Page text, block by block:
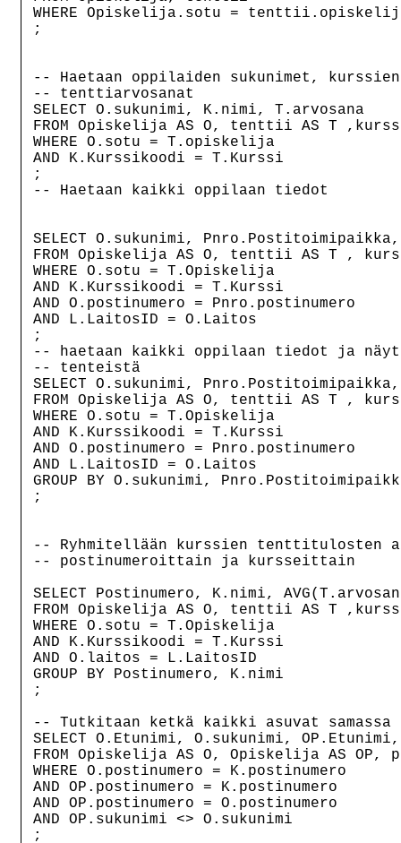
WHERE Opiskelija.sotu =
;
-- Haetaan oppilaiden sukunimet,
-- tenttiarvosanat
SELECT O.sukunimi, K.nimi, T.arvosana
FROM Opiskelija AS O, tenttii AS T
WHERE O.sotu = T.opiskelija
AND K.Kurssikoodi = T.Kurssi
;
-- Haetaan kaikki oppilaan tiedot
SELECT O.sukunimi,
FROM Opiskelija AS O, tenttii AS T ,
WHERE O.sotu = T.Opiskelija
AND K.Kurssikoodi = T.Kurssi
AND O.postinumero = Pnro.postinumero
AND L.LaitosID = O.Laitos
;
-- haetaan kaikki oppilaan tiedot ja
-- tenteistä
SELECT O.sukunimi,
FROM Opiskelija AS O, tenttii AS T ,
WHERE O.sotu = T.Opiskelija
AND K.Kurssikoodi = T.Kurssi
AND O.postinumero = Pnro.postinumero
AND L.LaitosID = O.Laitos
GROUP BY O.sukunimi,
;
-- Ryhmitellään kurssien tenttitulosten
-- postinumeroittain ja kursseittain
SELECT Postinumero, K.nimi,
FROM Opiskelija AS O, tenttii AS T
WHERE O.sotu = T.Opiskelija
AND K.Kurssikoodi = T.Kurssi
AND O.laitos = L.LaitosID
GROUP BY Postinumero, K.nimi
;
-- Tutkitaan ketkä kaikki asuvat samassa
SELECT O.Etunimi, O.sukunimi,
FROM Opiskelija AS O, Opiskelija AS OP,
WHERE O.postinumero = K.postinumero
AND OP.postinumero = K.postinumero
AND OP.postinumero = O.postinumero
AND OP.sukunimi <> O.sukunimi
;